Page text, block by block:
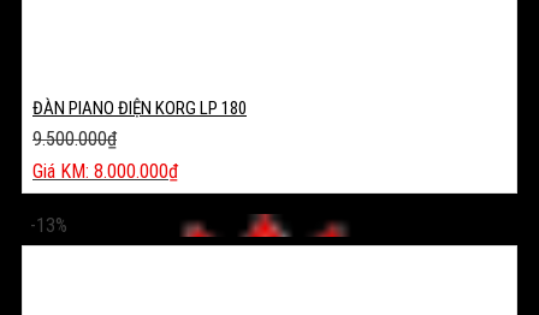
ĐÀN PIANO ĐIỆN KORG LP 180
9.500.000₫
Giá
gốc
là:
9.500.000₫.
8.000.000₫
Giá
hiện
tại
-13%